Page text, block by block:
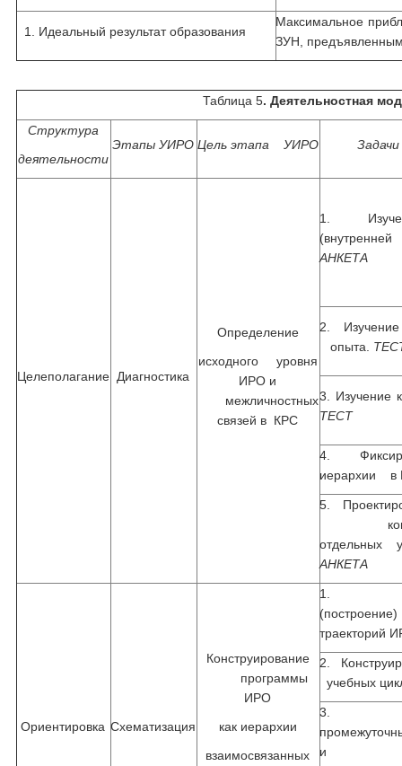
Идеальный результат образования
Максимальное
ЗУН,
Таблица 5. Деятельностная
Структура
деятельности
Этапы УИРО Цель этапа УИРО
Целеполагание Диагностика
Определение
исходного уровня
ИРО и
межличностных
связей в КРС
1.
АНКЕТА
2. Изучение
опыта.
3. Изучение
ТЕСТ
4.
иерархии в
5.
отдельных
АНКЕТА
Ориентировка Схематизация
Конструирование
программы
ИРО
как иерархии
взаимосвязанных
1.
траекторий
2.
учебных
3.
и